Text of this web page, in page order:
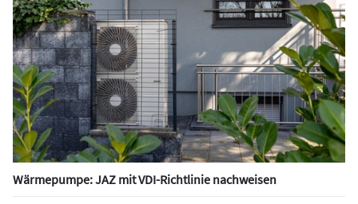
Wärmepumpe: JAZ mit VDI-Richtlinie nachweisen